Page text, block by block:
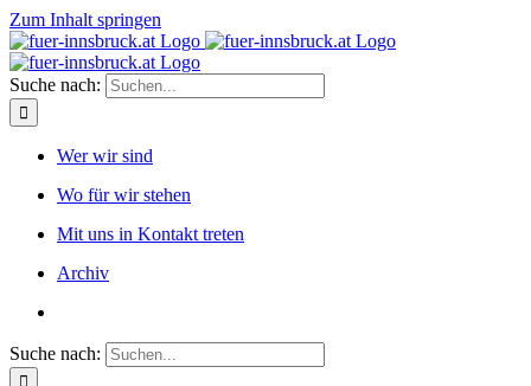
Zum Inhalt springen
Suche nach:
Wer wir sind
Wo für wir stehen
Mit uns in Kontakt treten
Archiv
Suche nach: